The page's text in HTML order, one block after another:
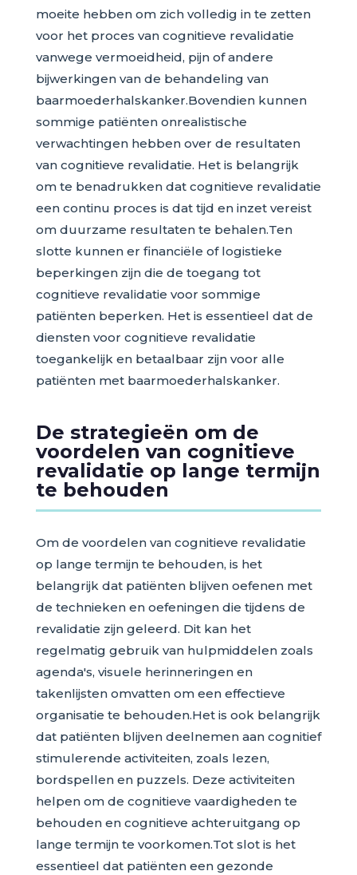
moeite hebben om zich volledig in te zetten
voor het proces van cognitieve revalidatie
vanwege vermoeidheid, pijn of andere
bijwerkingen van de behandeling van
baarmoederhalskanker.Bovendien kunnen
sommige patiënten onrealistische
verwachtingen hebben over de resultaten
van cognitieve revalidatie. Het is belangrijk
om te benadrukken dat cognitieve revalidatie
een continu proces is dat tijd en inzet vereist
om duurzame resultaten te behalen.Ten
slotte kunnen er financiële of logistieke
beperkingen zijn die de toegang tot
cognitieve revalidatie voor sommige
patiënten beperken. Het is essentieel dat de
diensten voor cognitieve revalidatie
toegankelijk en betaalbaar zijn voor alle
patiënten met baarmoederhalskanker.
De strategieën om de
voordelen van cognitieve
revalidatie op lange termijn
te behouden
Om de voordelen van cognitieve revalidatie
op lange termijn te behouden, is het
belangrijk dat patiënten blijven oefenen met
de technieken en oefeningen die tijdens de
revalidatie zijn geleerd. Dit kan het
regelmatig gebruik van hulpmiddelen zoals
agenda's, visuele herinneringen en
takenlijsten omvatten om een effectieve
organisatie te behouden.Het is ook belangrijk
dat patiënten blijven deelnemen aan cognitief
stimulerende activiteiten, zoals lezen,
bordspellen en puzzels. Deze activiteiten
helpen om de cognitieve vaardigheden te
behouden en cognitieve achteruitgang op
lange termijn te voorkomen.Tot slot is het
essentieel dat patiënten een gezonde